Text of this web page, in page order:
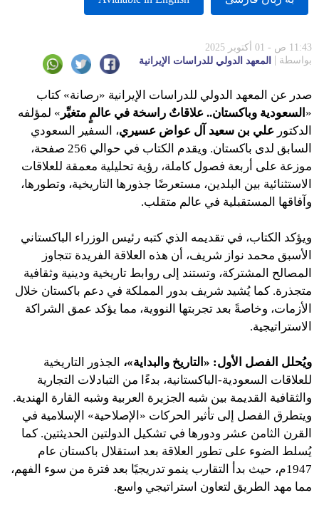
11:43 ص - 01 أكتوبر 2025
بواسطة
المعهد الدولي للدراسات الإيرانية
صدر عن المعهد الدولي للدراسات الإيرانية «رصانة» كتاب
« السعودية وباكستان.. علاقاتٌ راسخة في عالمٍ متغيِّر » لمؤلفه
الدكتور علي بن سعيد آل عواض عسيري، السفير السعودي
السابق لدى باكستان. ويقدم الكتاب في حوالي 256 صفحة،
موزعة على أربعة فصول كاملة، رؤية تحليلية معمقة للعلاقات
الاستثنائية بين البلدين، مستعرضًا جذورها التاريخية، وتطورها،
وآفاقها المستقبلية في عالم متقلب.
ويؤكد الكتاب، في تقديمه الذي كتبه رئيس الوزراء الباكستاني
الأسبق محمد نواز شريف، أن هذه العلاقة الفريدة تتجاوز
المصالح المشتركة، وتستند إلى روابط تاريخية ودينية وثقافية
متجذرة. كما يُشيد شريف بدور المملكة في دعم باكستان خلال
الأزمات، وخاصةً بعد تجربتها النووية، مما يؤكد عمق الشراكة
الاستراتيجية.
ويُحلل الفصل الأول: «التاريخ والبداية»، الجذور التاريخية
للعلاقات السعودية-الباكستانية، بدءًا من التبادلات التجارية
والثقافية القديمة بين شبه الجزيرة العربية وشبه القارة الهندية.
ويتطرق الفصل إلى تأثير الحركات «الإصلاحية» الإسلامية في
القرن الثامن عشر ودورها في تشكيل الدولتين الحديثتين. كما
يُسلط الضوء على تطور العلاقة بعد استقلال باكستان عام
1947م، حيث بدأ التقارب ينمو تدريجيًا بعد فترة من سوء الفهم،
مما مهد الطريق لتعاون استراتيجي واسع.